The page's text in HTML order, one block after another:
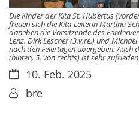
Die Kinder der Kita St. Hubertus
freuen sich die Kita-Leiterin Martina
daneben die Vorsitzende des
Lenz. Dirk Lescher (3.v.re.) und
nach den Feiertagen übergeben.
(hinten, 5. von rechts) ist sehr
Datum:10. Feb. 2025
Von:bre